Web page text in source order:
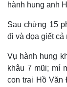
hành hung anh
Sau chừng 15
đi và dọa giết cả
Vụ hành hung
khâu 7 mũi; mí
con trai Hồ Văn